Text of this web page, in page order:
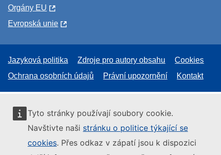
Tyto stránky používají soubory cookie.
Navštivte naši stránku o politice týkající se
cookies. Přes odkaz v zápatí jsou k dispozici
Orgány EU
Evropská unie
Jazyková politika Zdroje pro autory obsahu
Cookies
Ochrana osobních údajů
Právní upozornění Kontakt